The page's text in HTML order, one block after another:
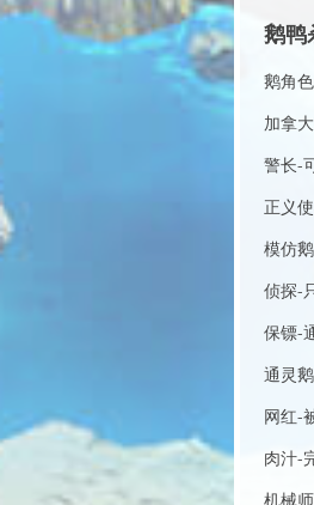
鹅鸭
鹅角
加拿
警长-
正义
模仿
侦探-
保镖-
通灵
网红-
肉汁-
机械